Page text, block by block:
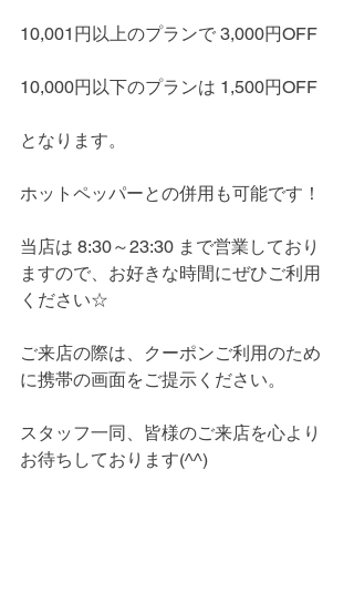
10,001円以上のプランで 3,000円OFF
10,000円以下のプランは 1,500円OFF
となります。
ホットペッパーとの併用も可能です！
当店は 8:30～23:30 まで営業しており
ますので、お好きな時間にぜひご利用
ください☆
ご来店の際は、クーポンご利用のため
に携帯の画面をご提示ください。
スタッフ一同、皆様のご来店を心より
お待ちしております(^^)